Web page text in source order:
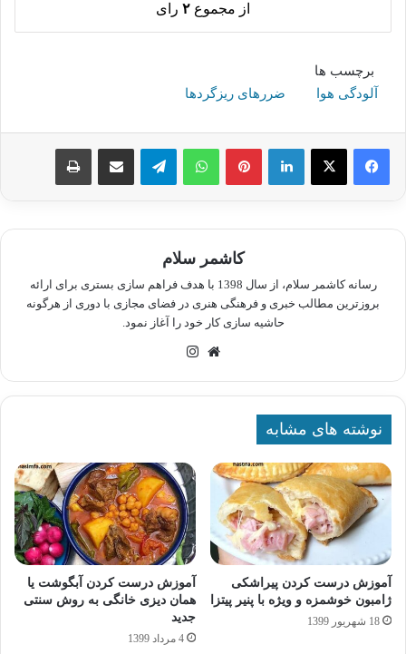
از مجموع ۲ رای
برچسب ها
آلودگی هوا
ضررهای ریزگردها
لینکدین پینترستواتس آپ تلگرام اشتراک گذاری از طریق ایمیل چاپ
کاشمر سلام
رسانه کاشمر سلام، از سال 1398 با هدف فراهم سازی بستری برای ارائه
بروزترین مطالب خبری و فرهنگی هنری در فضای مجازی با دوری از هرگونه
حاشیه سازی کار خود را آغاز نمود.
وبسایت
نوشته های مشابه
آموزش درست کردن پیراشکی
ژامبون خوشمزه و ویژه با پنیر پیتزا
18 شهریور 1399
آموزش درست کردن آبگوشت یا
همان دیزی خانگی به روش سنتی
جدید
4 مرداد 1399